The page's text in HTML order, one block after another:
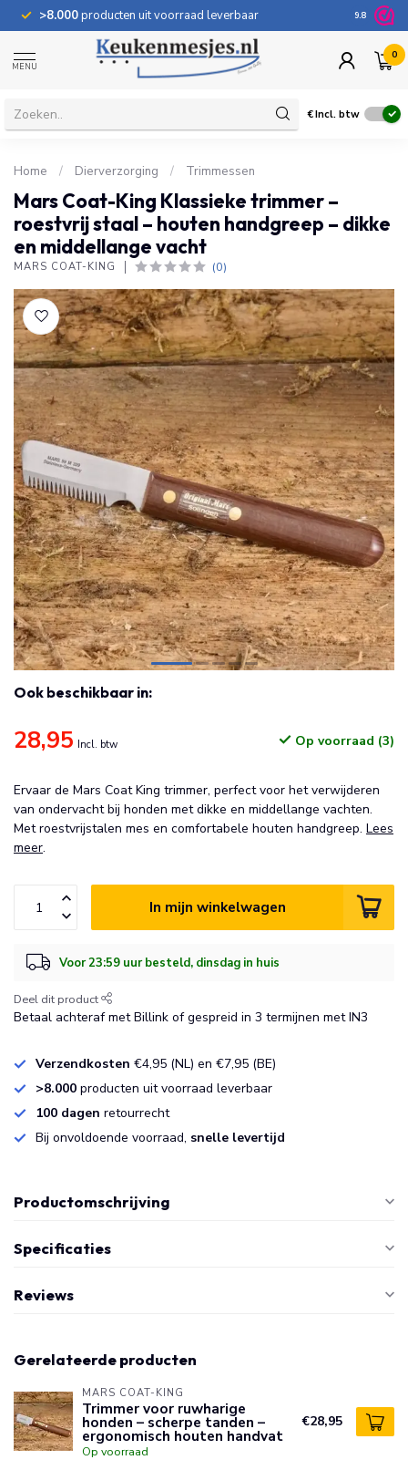
>8.000producten uit voorraad leverbaar 100
9.8
MENU
0
€Incl. btw
Home / Dierverzorging / Trimmessen
Mars Coat-King Klassieke trimmer –
roestvrij staal – houten handgreep – dikke
en middellange vacht
MARS COAT-KING (0)
Ook beschikbaar in:
28,95 Incl. btw Op voorraad (3)
Ervaar de Mars Coat King trimmer, perfect voor het verwijderen
van ondervacht bij honden met dikke en middellange vachten.
Met roestvrijstalen mes en comfortabele houten handgreep. Lees
meer.
In mijn winkelwagen
Voor 23:59 uur besteld, dinsdag in huis
Deel dit product
Betaal achteraf met Billink of gespreid in 3 termijnen met IN3
Verzendkosten €4,95 (NL) en €7,95 (BE)
>8.000 producten uit voorraad leverbaar
100 dagen retourrecht
Bij onvoldoende voorraad, snelle levertijd
Productomschrijving
Specificaties
Reviews
Gerelateerde producten
MARS COAT-KING
Trimmer voor ruwharige
honden – scherpe tanden –
ergonomisch houten handvat
Op voorraad
€28,95